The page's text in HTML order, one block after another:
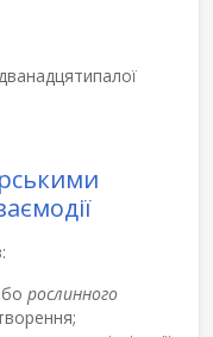
рослинного